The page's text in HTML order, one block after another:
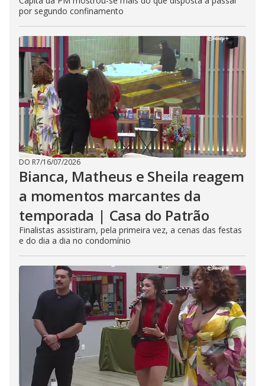
por segundo confinamento
DO R7/16/07/2026
Bianca, Matheus e Sheila reagem
a momentos marcantes da
temporada | Casa do Patrão
Finalistas assistiram, pela primeira vez, a cenas das festas
e do dia a dia no condomínio